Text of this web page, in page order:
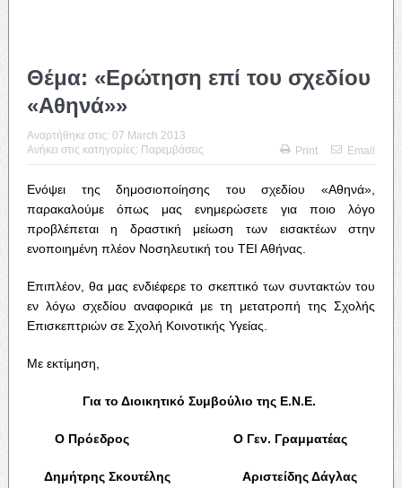
Θέμα: «Ερώτηση επί του σχεδίου
«Αθηνά»»
Αναρτήθηκε στις: 07 March 2013
Ανήκει στις κατηγορίες: Παρεμβάσεις Print Email
Ενόψει της δημοσιοποίησης του σχεδίου «Αθηνά»,
παρακαλούμε όπως μας ενημερώσετε για ποιο λόγο
προβλέπεται η δραστική μείωση των εισακτέων στην
ενοποιημένη πλέον Νοσηλευτική του ΤΕΙ Αθήνας.
Επιπλέον, θα μας ενδιέφερε το σκεπτικό των συντακτών του
εν λόγω σχεδίου αναφορικά με τη μετατροπή της Σχολής
Επισκεπτριών σε Σχολή Κοινοτικής Υγείας.
Με εκτίμηση,
Για το Διοικητικό Συμβούλιο της Ε.Ν.Ε.
Ο Πρόεδρος Ο Γεν. Γραμματέας
Δημήτρης Σκουτέλης Αριστείδης Δάγλας